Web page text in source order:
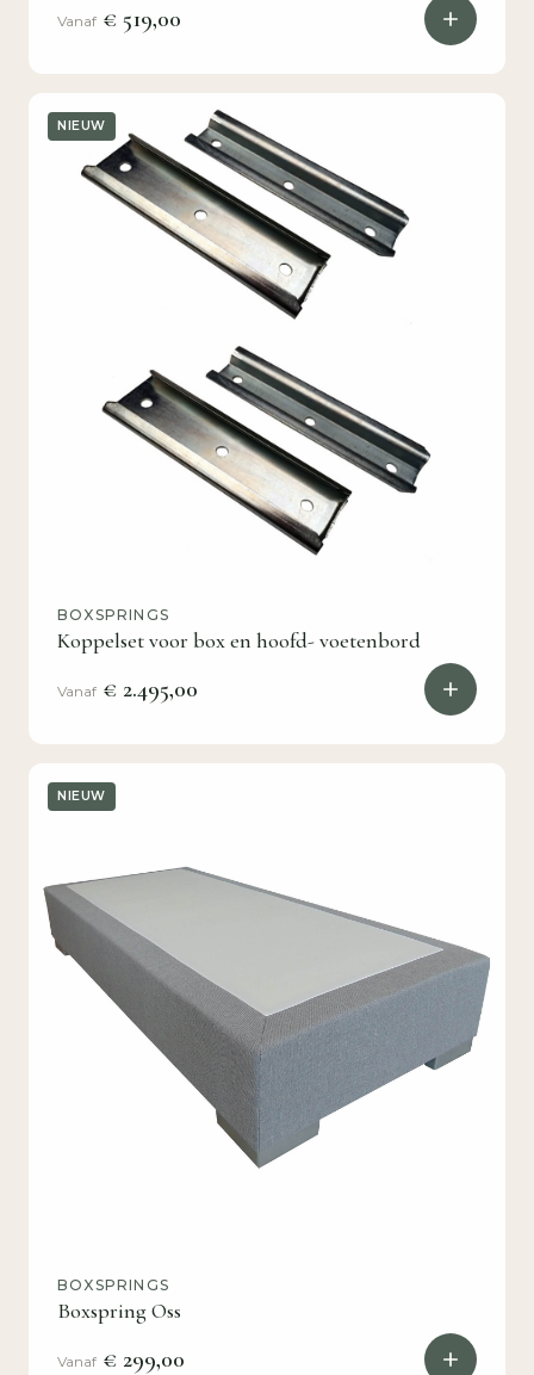
Vanaf € 519,00
NIEUW
BOXSPRINGS
Koppelset voor box en hoofd- voetenbord
Vanaf € 2.495,00
NIEUW
BOXSPRINGS
Boxspring Oss
Vanaf € 299,00